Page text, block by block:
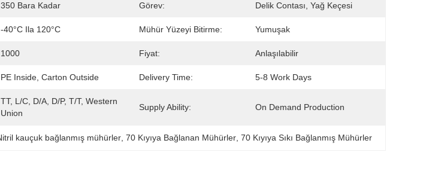
350 Bara Kadar Görev: Delik Contası, Yağ Keçesi
-40°C Ila 120°C Mühür Yüzeyi Bitirme: Yumuşak
1000 Fiyat: Anlaşılabilir
PE Inside, Carton Outside Delivery Time: 5-8 Work Days
TT, L/C, D/A, D/P, T/T, Western
Union
Supply Ability: On Demand Production
kauçuk bağlanmış mühürler , 70 Kıyıya Bağlanan Mühürler , 70 Kıyıya Sıkı Bağlanmış Mühürler